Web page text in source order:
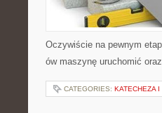
Oczywiście na pewnym
ów maszynę uruchomić
CATEGORIES: KATECHEZA